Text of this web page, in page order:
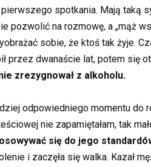
spotkania. Mają taką
pozwolić na rozmowę, a „mąż
sobie, że ktoś tak żyje.
przez dwanaście lat, potem się
zrezygnował z alkoholu.
odpowiedniego momentu
nie zapamiętałam, tak
się do jego
i zaczęła się walka. Kazał